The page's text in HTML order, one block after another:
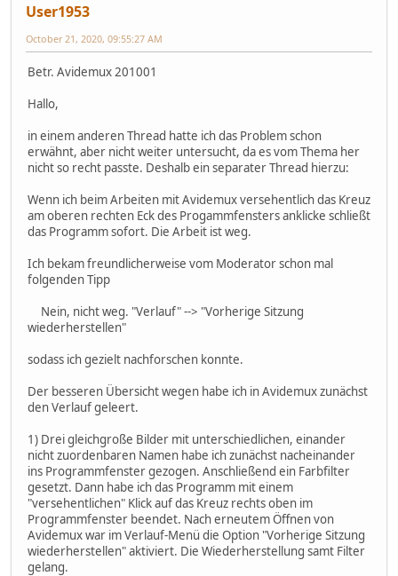
User1953
October 21, 2020, 09:55:27 AM
Betr. Avidemux 201001
Hallo,
in einem anderen Thread hatte ich das Problem schon
erwähnt, aber nicht weiter untersucht, da es vom Thema her
nicht so recht passte. Deshalb ein separater Thread hierzu:
Wenn ich beim Arbeiten mit Avidemux versehentlich das Kreuz
am oberen rechten Eck des Progammfensters anklicke schließt
das Programm sofort. Die Arbeit ist weg.
Ich bekam freundlicherweise vom Moderator schon mal
folgenden Tipp
Nein, nicht weg. "Verlauf" --> "Vorherige Sitzung
wiederherstellen"
sodass ich gezielt nachforschen konnte.
Der besseren Übersicht wegen habe ich in Avidemux zunächst
den Verlauf geleert.
1) Drei gleichgroße Bilder mit unterschiedlichen, einander
nicht zuordenbaren Namen habe ich zunächst nacheinander
ins Programmfenster gezogen. Anschließend ein Farbfilter
gesetzt. Dann habe ich das Programm mit einem
"versehentlichen" Klick auf das Kreuz rechts oben im
Programmfenster beendet. Nach erneutem Öffnen von
Avidemux war im Verlauf-Menü die Option "Vorherige Sitzung
wiederherstellen" aktiviert. Die Wiederherstellung samt Filter
gelang.